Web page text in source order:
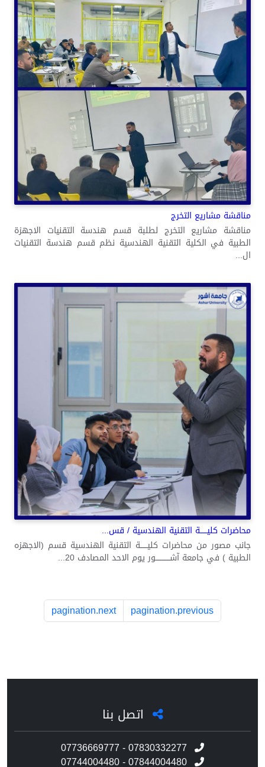
مناقشة مشاريع التخرج
مناقشة مشاريع التخرج لطلبة قسم هندسة التقنيات الاجهزة
الطبية في الكلية التقنية الهندسية نظم قسم هندسة التقنيات
ال...
محاضرات كليــــــة التقنية الهندسية / قس...
جانب مصور من محاضرات كليــــــة التقنية الهندسية قسم (الاجهزه
الطبية ) في جامعة آشــــــــــــور يوم الاحد المصادف 20...
pagination.previous
pagination.next
اتصل بنا
07736669777 - 07830332277
07744004480 - 07844004480